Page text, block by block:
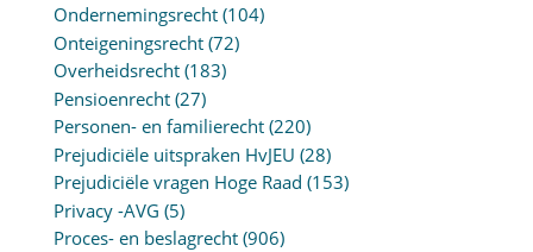
Ondernemingsrecht(104)
Onteigeningsrecht(72)
Overheidsrecht(183)
Pensioenrecht(27)
Personen- en familierecht(220)
Prejudiciële uitspraken HvJEU (28)
Prejudiciële vragen Hoge Raad (153)
Privacy -AVG (5)
Proces- en beslagrecht(906)